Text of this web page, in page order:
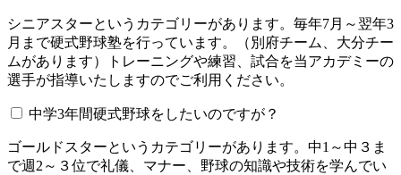
シニアスターというカテゴリーがあります。毎年7月～翌年3
月まで硬式野球塾を行っています。（別府チーム、大分チー
ムがあります）トレーニングや練習、試合を当アカデミーの
選手が指導いたしますのでご利用ください。
中学3年間硬式野球をしたいのですが？
ゴールドスターというカテゴリーがあります。中1～中３ま
で週2～３位で礼儀、マナー、野球の知識や技術を学んでい